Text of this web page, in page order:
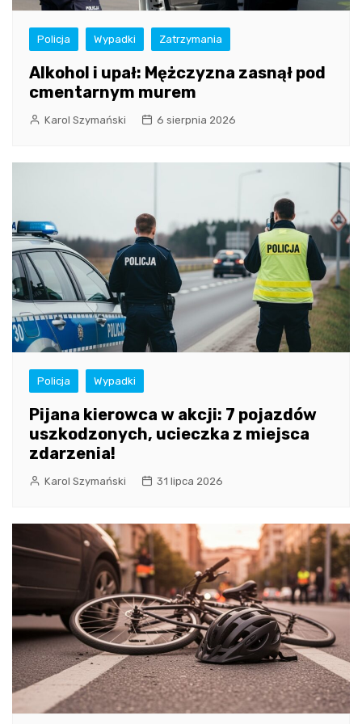
Policja Wypadki Zatrzymania
Alkohol i upał: Mężczyzna zasnął pod
cmentarnym murem
Karol Szymański 6 sierpnia 2026
Policja Wypadki
Pijana kierowca w akcji: 7 pojazdów
uszkodzonych, ucieczka z miejsca
zdarzenia!
Karol Szymański 31 lipca 2026